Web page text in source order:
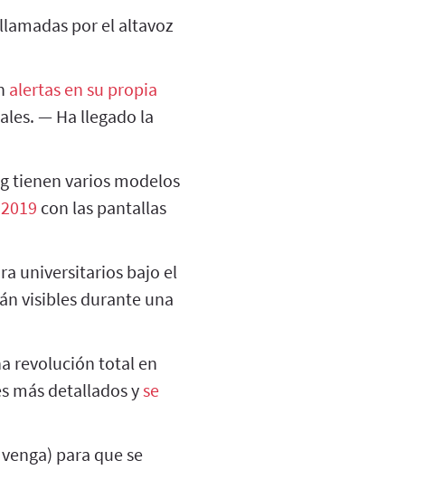
por el altavoz
alertas en su propia
— Ha llegado la
tienen varios modelos
con las pantallas
universitarios bajo el
visibles durante una
revolución total en
más detallados yse
para que se